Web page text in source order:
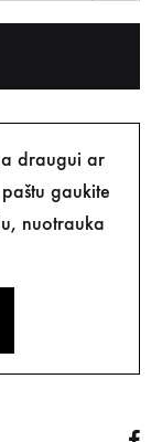
draugui ar
gaukite
nuotrauka